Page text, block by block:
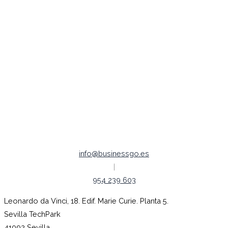
info@businessgo.es
|
954 239 603
Leonardo da Vinci, 18. Edif. Marie Curie. Planta 5.
Sevilla TechPark